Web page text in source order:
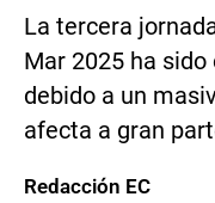
La tercera
Mar 2025 ha
debido a un
afecta a gran
Redacción EC